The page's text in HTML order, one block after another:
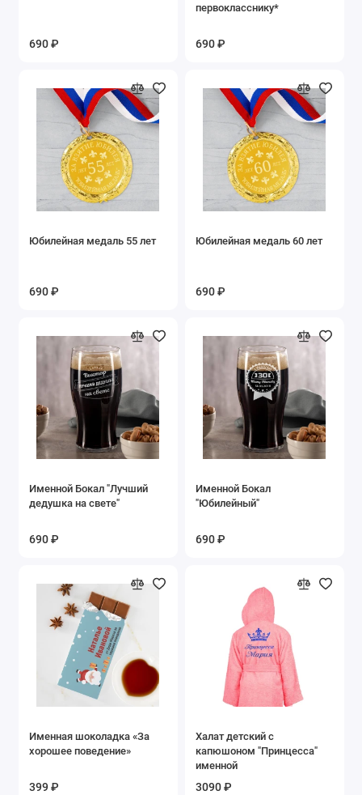
690 ₽
первокласснику*
690 ₽
Юбилейная медаль 55 лет
690 ₽
Юбилейная медаль 60 лет
690 ₽
Именной Бокал "Лучший
дедушка на свете"
690 ₽
Именной Бокал
"Юбилейный"
690 ₽
Именная шоколадка «За
хорошее поведение»
399 ₽
Халат детский с
капюшоном "Принцесса"
именной
3090 ₽